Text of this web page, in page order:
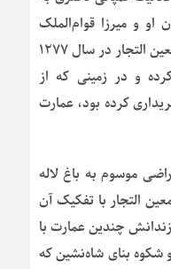
او و میرزا قوام‌الملک
شیرازی (والی فارس)، باعث شد تا معین التجار در سال ۱۲۷۷
و در زمینی که از
کرده بود، عمارت
موسوم به باغ لاله
التجار با تفکیک آن
چندین عمارت با
شکوه بنای شاه‌نشین که